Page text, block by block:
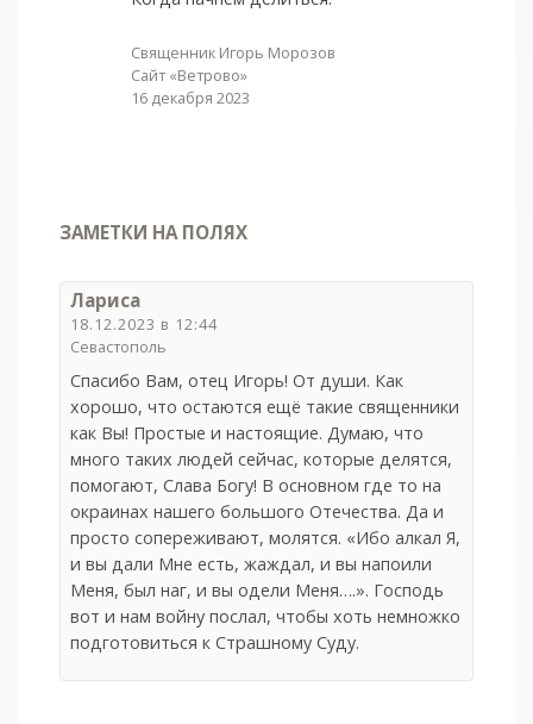
Священник Игорь Морозов
Сайт «Ветрово»
16 декабря 2023
ЗАМЕТКИ НА ПОЛЯХ
Лариса
18.12.2023 в 12:44
Севастополь
Спасибо Вам, отец Игорь! От души. Как
хорошо, что остаются ещё такие священники
как Вы! Простые и настоящие. Думаю, что
много таких людей сейчас, которые делятся,
помогают, Слава Богу! В основном где то на
окраинах нашего большого Отечества. Да и
просто сопереживают, молятся. «Ибо алкал Я,
и вы дали Мне есть, жаждал, и вы напоили
Меня, был наг, и вы одели Меня….». Господь
вот и нам войну послал, чтобы хоть немножко
подготовиться к Страшному Суду.